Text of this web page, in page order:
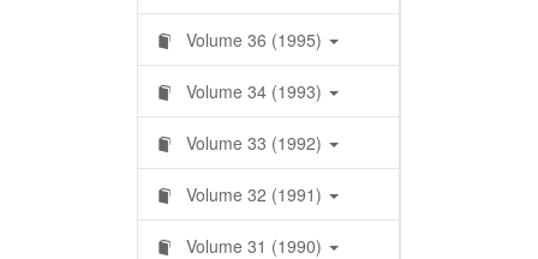
Volume 36 (1995)
Volume 34 (1993)
Volume 33 (1992)
Volume 32 (1991)
Volume 31 (1990)